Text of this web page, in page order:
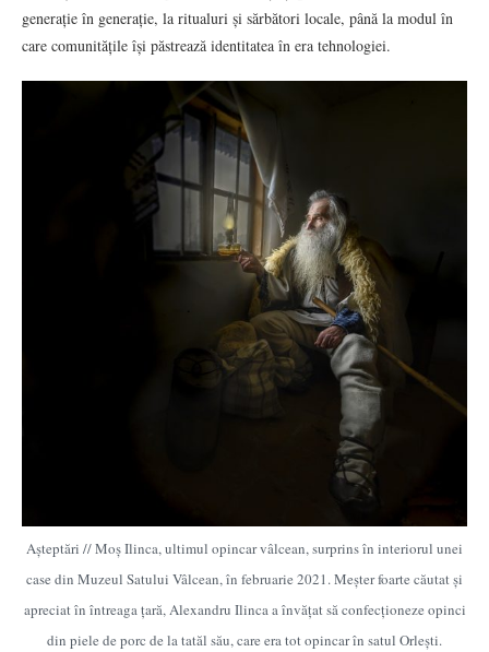
generație în generație, la ritualuri și sărbători locale, până la modul în
care comunitățile își păstrează identitatea în era tehnologiei.
Așteptări // Moș Ilinca, ultimul opincar vâlcean, surprins în interiorul unei
case din Muzeul Satului Vâlcean, în februarie 2021. Meșter foarte căutat și
apreciat în întreaga țară, Alexandru Ilinca a învățat să confecționeze opinci
din piele de porc de la tatăl său, care era tot opincar în satul Orlești.